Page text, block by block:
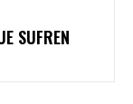
SUFREN